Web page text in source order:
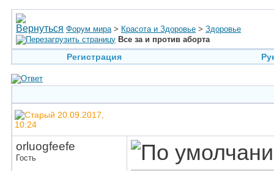
Форум мира > Красота и Здоровье > Здоровье
Все за и против аборта
Регистрация
20.09.2017,
10:24
orluogfeefe
Гость